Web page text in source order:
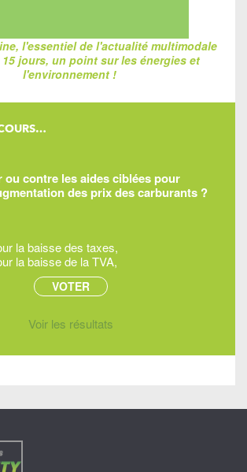
l'essentiel de l'actualité multimodale
jours, un point sur les énergies et
l'environnement !
ou contre les aides ciblées pour
des prix des carburants ?
la baisse des taxes,
la baisse de la TVA,
Voir les résultats